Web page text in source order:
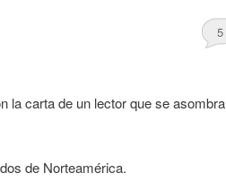
5
la carta de un lector que se asombra
de Norteamérica.